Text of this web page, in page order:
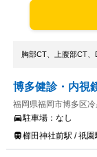
胸部CT、上腹部CT、
博多健診・内視
福岡県福岡市博多区
駐車場： なし
櫛田神社前駅 / 祇園